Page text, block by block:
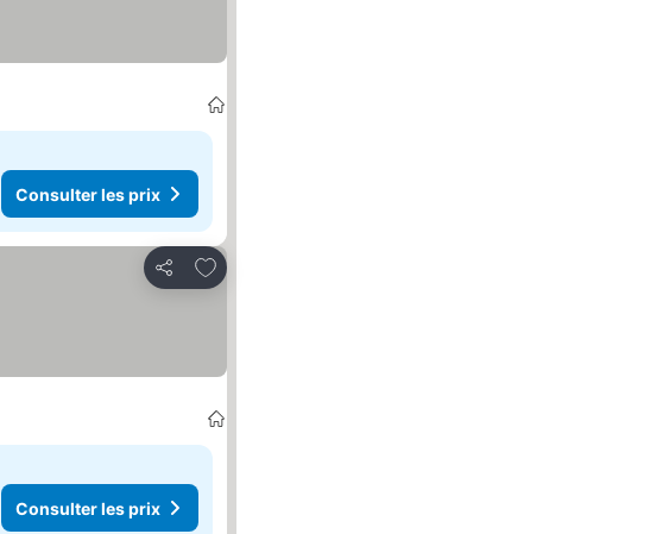
Consulter les prix
Partager
Ajouter à mes favoris
Consulter les prix